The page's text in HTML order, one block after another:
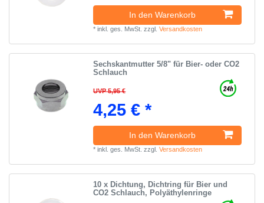
In den Warenkorb
*inkl. ges. MwSt. zzgl.Versandkosten
Sechskantmutter 5/8" für Bier- oder CO2
Schlauch
UVP 5,95 €
4,25 € *
In den Warenkorb
*inkl. ges. MwSt. zzgl.Versandkosten
10 x Dichtung, Dichtring für Bier und
CO2 Schlauch, Polyäthylenringe